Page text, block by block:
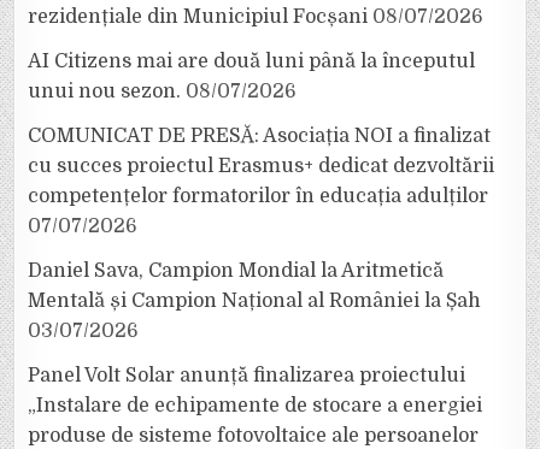
rezidențiale din Municipiul Focșani 08/07/2026
AI Citizens mai are două luni până la începutul
unui nou sezon. 08/07/2026
COMUNICAT DE PRESĂ: Asociația NOI a finalizat
cu succes proiectul Erasmus+ dedicat dezvoltării
competențelor formatorilor în educația adulților
07/07/2026
Daniel Sava, Campion Mondial la Aritmetică
Mentală și Campion Național al României la Șah
03/07/2026
Panel Volt Solar anunță finalizarea proiectului
„Instalare de echipamente de stocare a energiei
produse de sisteme fotovoltaice ale persoanelor